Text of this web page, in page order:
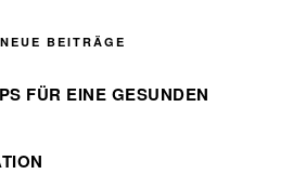
NEUE BEITRÄGE
FÜR EINE GESUNDEN